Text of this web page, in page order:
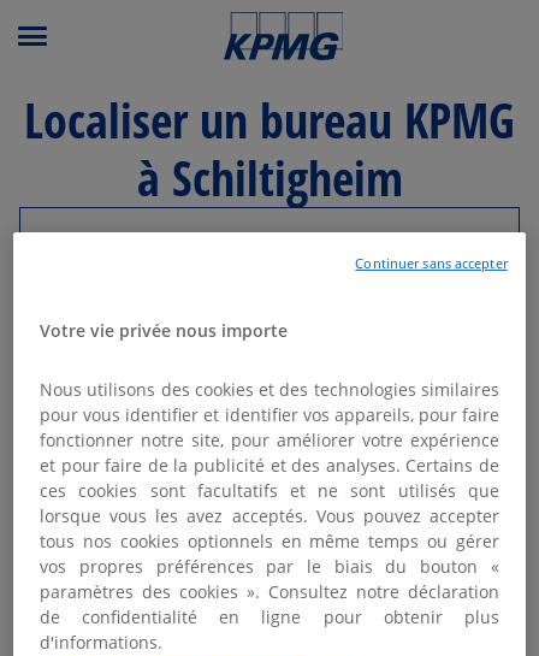
Menu principal
Localiser un bureau KPMG
à Schiltigheim
Liste
1
2.73 km
KPMG SCHILTIGHEIM -
STRASBOURG
9 avenue Europe
67300 Schiltigheim
03 90 22 06 00
Fermé aujourd'hui
Nous contacter
Votre vie privée nous importe
Nous utilisons des cookies et des technologies similaires
pour vous identifier et identifier vos appareils, pour faire
fonctionner notre site, pour améliorer votre expérience
et pour faire de la publicité et des analyses. Certains de
ces cookies sont facultatifs et ne sont utilisés que
lorsque vous les avez acceptés. Vous pouvez accepter
tous nos cookies optionnels en même temps ou gérer
vos propres préférences par le biais du bouton «
paramètres des cookies ». Consultez notre déclaration
de confidentialité en ligne pour obtenir plus
d'informations.
Continuer sans accepter